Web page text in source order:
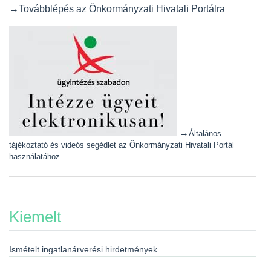
→Továbblépés az Önkormányzati Hivatali Portálra
→ Általános
tájékoztató és videós segédlet az Önkormányzati Hivatali Portál
használatához
Kiemelt
Ismételt ingatlanárverési hirdetmények